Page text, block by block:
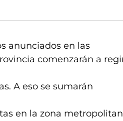
anunciados en las
comenzarán a
A eso se sumarán
en la zona